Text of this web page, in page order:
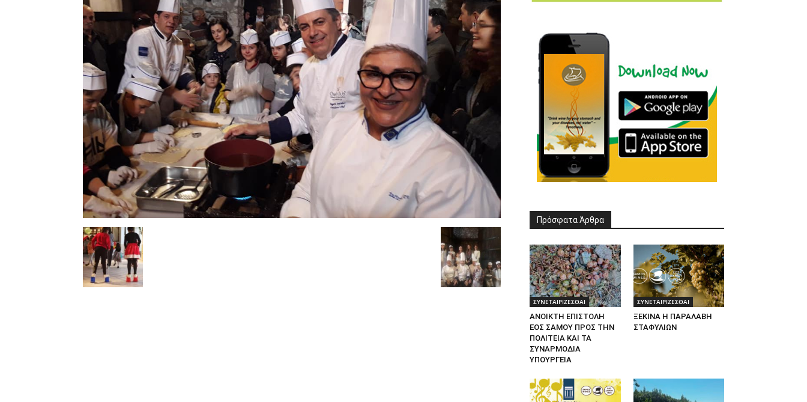
Πρόσφατα Άρθρα
ΣΥΝΕΤΑΙΡΙΖΕΣΘΑΙ
ΑΝΟΙΚΤΗ ΕΠΙΣΤΟΛΗ
ΕΟΣ ΣΑΜΟΥ ΠΡΟΣ ΤΗΝ
ΠΟΛΙΤΕΙΑ ΚΑΙ ΤΑ
ΣΥΝΑΡΜΟΔΙΑ
ΥΠΟΥΡΓΕΙΑ
ΣΥΝΕΤΑΙΡΙΖΕΣΘΑΙ
ΞΕΚΙΝΑ Η ΠΑΡΑΛΑΒΗ
ΣΤΑΦΥΛΙΩΝ